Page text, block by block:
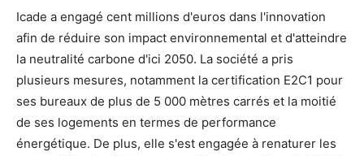
Icade a engagé cent millions d'euros dans l'innovation
afin de réduire son impact environnemental et d'atteindre
la neutralité carbone d'ici 2050. La société a pris
plusieurs mesures, notamment la certification E2C1 pour
ses bureaux de plus de 5 000 mètres carrés et la moitié
de ses logements en termes de performance
énergétique. De plus, elle s'est engagée à renaturer les